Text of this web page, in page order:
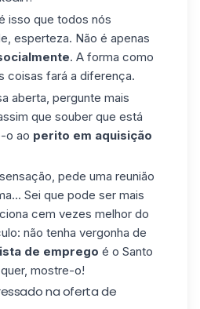
isso que todos nós
esperteza. Não é apenas
. A forma como
coisas fará a diferença.
aberta, pergunte mais
que souber que está
o ao perito em aquisição
pede uma reunião
Sei que pode ser mais
cem vezes melhor do
não tenha vergonha de
de emprego é o Santo
mostre-o!
na oferta de